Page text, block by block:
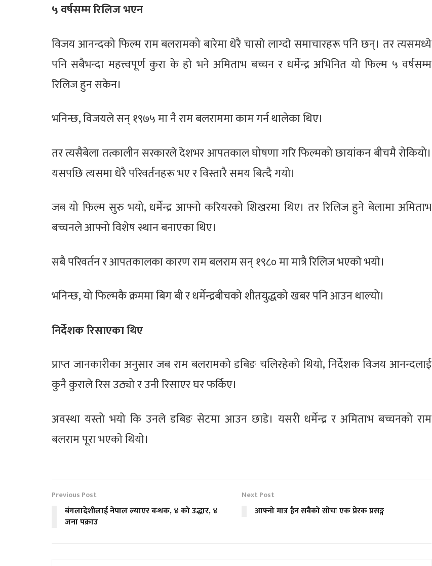
५ वर्षसम्म रिलिज भएन
विजय आनन्दको फिल्म राम बलरामको बारेमा धेरै चासाे लाग्दाे समाचारहरू पनि छन्। तर त्यसमध्ये
पनि सबैभन्दा महत्त्वपूर्ण कुरा के हो भने अमिताभ बच्चन र धर्मेन्द्र अभिनित यो फिल्म ५ वर्षसम्म
रिलिज हुन सकेन।
भनिन्छ, विजयले सन् १९७५ मा नै राम बलराममा काम गर्न थालेका थिए।
तर त्यसैबेला तत्कालीन सरकारले देशभर आपतकाल घोषणा गरि फिल्मको छायांकन बीचमै रोकियो।
यसपछि त्यसमा धेरै परिवर्तनहरू भए र विस्तारै समय बित्दै गयो।
जब यो फिल्म सुरु भयो, धर्मेन्द्र आफ्नो करियरको शिखरमा थिए। तर रिलिज हुने बेलामा अमिताभ
बच्चनले आफ्नो विशेष स्थान बनाएका थिए।
सबै परिवर्तन र आपतकालका कारण राम बलराम सन् १९८० मा मात्रै रिलिज भएकाे भयाे।
भनिन्छ, यो फिल्मकै क्रममा बिग बी र धर्मेन्द्रबीचको शीतयुद्धको खबर पनि आउन थाल्यो।
निर्देशक रिसाएका थिए
प्राप्त जानकारीका अनुसार जब राम बलरामको डबिङ चलिरहेको थियो, निर्देशक विजय आनन्दलाई
कुनै कुराले रिस उठ्यो र उनी रिसाएर घर फर्किए।
अवस्था यस्तो भयो कि उनले डबिङ सेटमा आउन छाडे। यसरी धर्मेन्द्र र अमिताभ बच्चनको राम
बलराम पूरा भएकाे थियाे।
Previous Post
बंगलादेशीलाई नेपाल ल्याएर बन्धक, ४ को उद्धार, ४
जना पक्राउ
Next Post
आफ्नो मात्र हैन सबैको सोचः एक प्रेरक प्रसङ्ग